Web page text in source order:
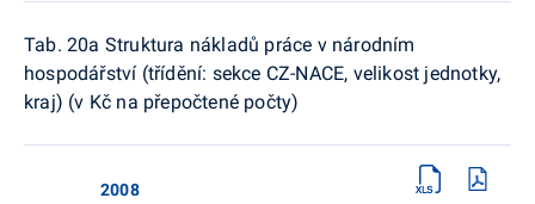
Tab. 20a Struktura nákladů práce v národním
hospodářství (třídění: sekce CZ-NACE, velikost jednotky,
kraj) (v Kč na přepočtené počty)
2008